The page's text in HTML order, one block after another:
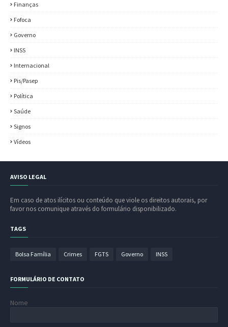
Finanças
Fofoca
Governo
INSS
Internacional
Pis/Pasep
Política
Saúde
Signos
Vídeos
AVISO LEGAL
Em caso de atos ilícitos ou conteúdo que viole os direitos autorais, por
favor nos comunique através do formulário disponibilizado.
TAGS
Bolsa Família Crimes FGTS Governo INSS
FORMULÁRIO DE CONTATO
Nome